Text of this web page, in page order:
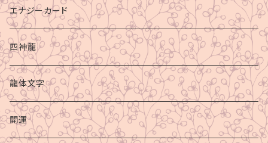
エナジーカード
四神龍
龍体文字
開運